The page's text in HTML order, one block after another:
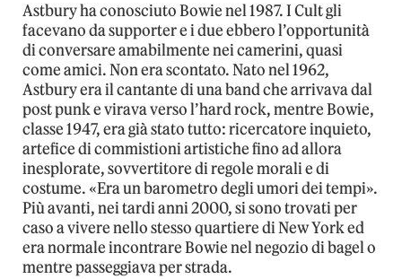
Astbury ha conosciuto Bowie nel 1987. I Cult gli
facevano da supporter e i due ebbero l’opportunità
di conversare amabilmente nei camerini, quasi
come amici. Non era scontato. Nato nel 1962,
Astbury era il cantante di una band che arrivava dal
post punk e virava verso l’hard rock, mentre Bowie,
classe 1947, era già stato tutto: ricercatore inquieto,
artefice di commistioni artistiche fino ad allora
inesplorate, sovvertitore di regole morali e di
costume. «Era un barometro degli umori dei tempi».
Più avanti, nei tardi anni 2000, si sono trovati per
caso a vivere nello stesso quartiere di New York ed
era normale incontrare Bowie nel negozio di bagel o
mentre passeggiava per strada.